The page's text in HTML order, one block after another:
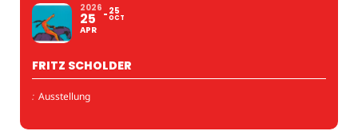
2026
25
APR
25
OCT
FRITZ SCHOLDER
: Ausstellung